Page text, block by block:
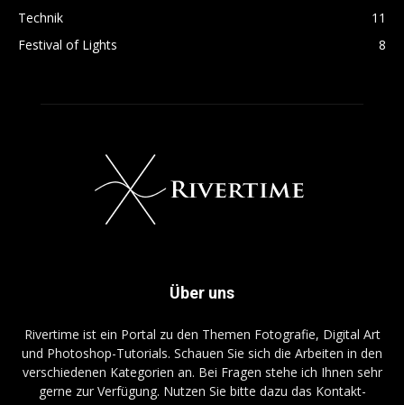
Technik
11
Festival of Lights
8
Über uns
Rivertime ist ein Portal zu den Themen Fotografie, Digital Art
und Photoshop-Tutorials. Schauen Sie sich die Arbeiten in den
verschiedenen Kategorien an. Bei Fragen stehe ich Ihnen sehr
gerne zur Verfügung. Nutzen Sie bitte dazu das Kontakt-